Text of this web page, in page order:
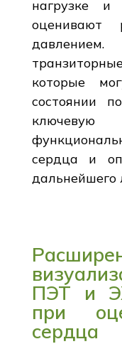
нагрузке и
оценивают
которые
состоянии
сердца и
дальнейшего
ПЭТ и
при
сердца